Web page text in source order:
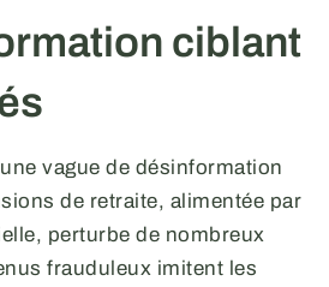
ciblant
vague de désinformation
de retraite, alimentée par
perturbe de nombreux
frauduleux imitent les